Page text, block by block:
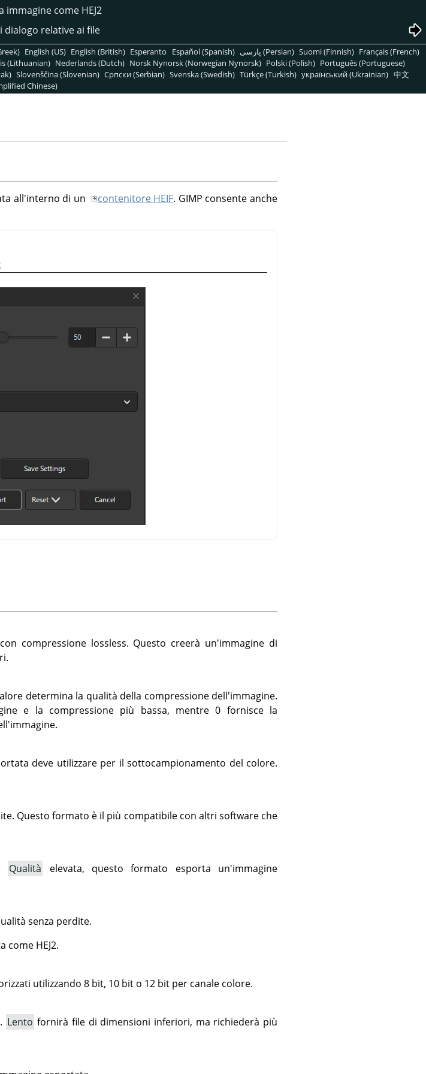
immagine come HEJ2
dialogo relative ai file
English (US) English (British) Esperanto Español (Spanish) پارسی (Persian) Suomi (Finnish) Français (French)
(Lithuanian) Nederlands (Dutch) Norsk Nynorsk (Norwegian Nynorsk) Polski (Polish) Português (Portuguese)
Slovenščina (Slovenian) Српски (Serbian) Svenska (Swedish) Türkçe (Turkish) український (Ukrainian) 中文
Chinese)
all'interno di un contenitore HEIF. GIMP consente anche
compressione lossless. Questo creerà un'immagine di
determina la qualità della compressione dell'immagine.
e la compressione più bassa, mentre 0 fornisce la
deve utilizzare per il sottocampionamento del colore.
Questo formato è il più compatibile con altri software che
Qualità
elevata, questo formato esporta un'immagine
senza perdite.
come HEJ2.
utilizzando 8 bit, 10 bit o 12 bit per canale colore.
Lento fornirà file di dimensioni inferiori, ma richiederà più